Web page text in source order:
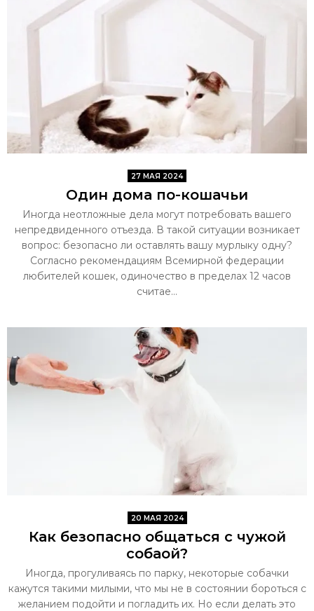
27 МАЯ 2024
Один дома по-кошачьи
Иногда неотложные дела могут потребовать вашего
непредвиденного отъезда. В такой ситуации возникает
вопрос: безопасно ли оставлять вашу мурлыку одну?
Согласно рекомендациям Всемирной федерации
любителей кошек, одиночество в пределах 12 часов
считае...
20 МАЯ 2024
Как безопасно общаться с чужой
собаой?
Иногда, прогуливаясь по парку, некоторые собачки
кажутся такими милыми, что мы не в состоянии бороться с
желанием подойти и погладить их. Но если делать это